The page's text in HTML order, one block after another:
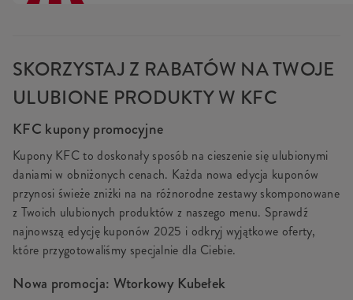
SKORZYSTAJ Z RABATÓW NA TWOJE
ULUBIONE PRODUKTY W KFC
KFC kupony promocyjne
Kupony KFC to doskonały sposób na cieszenie się ulubionymi
daniami w obniżonych cenach. Każda nowa edycja kuponów
przynosi świeże zniżki na na różnorodne zestawy skomponowane
z Twoich ulubionych produktów z naszego menu. Sprawdź
najnowszą edycję kuponów 2025 i odkryj wyjątkowe oferty,
które przygotowaliśmy specjalnie dla Ciebie.
Nowa promocja: Wtorkowy Kubełek